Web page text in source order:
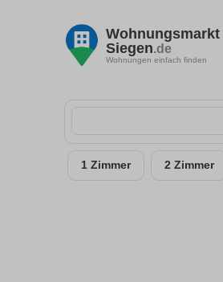
Wohnungsmarkt
Siegen.de
Wohnungen einfach finden
1 Zimmer 2 Zimmer